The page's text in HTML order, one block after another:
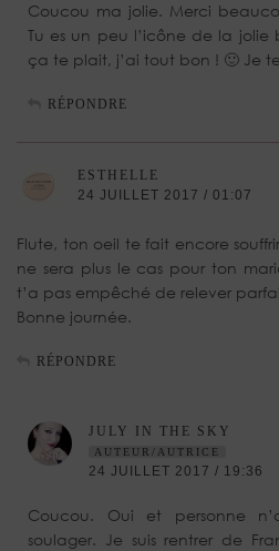
Coucou ma jolie. Merci
Tu es un peu l’icône de la jolie
ça te plait, j’ai tout bon ! 🙂 Je
RÉPONDRE
ESTHELLE
24 JUILLET 2017 / 01:07
Flute, ton oeil te fait encore
ne sera plus le cas pour ton
t’a pas empêché de relever
Bonne journée.
RÉPONDRE
JULY IN THE SKY
AUTEUR/AUTRICE
24 JUILLET 2017 / 19:36
Coucou. Oui et personne
soulager. Je suis rentrer de